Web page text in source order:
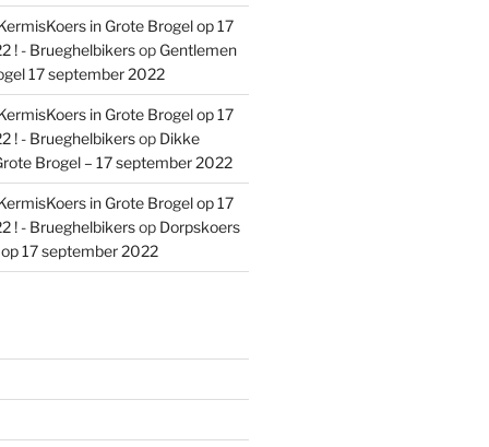
in Grote Brogel op 17
! - Brueghelbikersop Gentlemen
17 september 2022
in Grote Brogel op 17
! - Brueghelbikersop Dikke
Brogel – 17 september 2022
in Grote Brogel op 17
! - Brueghelbikersop Dorpskoers
17 september 2022